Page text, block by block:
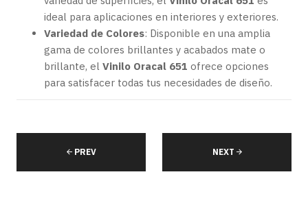
ideal para aplicaciones en interiores y exteriores.
Variedad de Colores: Disponible en una amplia
gama de colores brillantes y acabados mate o
brillante, el Vinilo Oracal 651 ofrece opciones
para satisfacer todas tus necesidades de diseño.
PREV NEXT